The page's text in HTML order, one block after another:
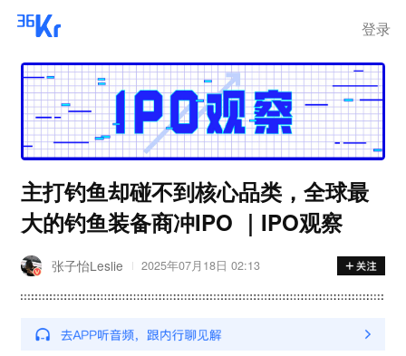
登录
主打钓鱼却碰不到核心品类，全球最
大的钓鱼装备商冲IPO ｜IPO观察
张子怡Leslie 2025年07月18日 02:13